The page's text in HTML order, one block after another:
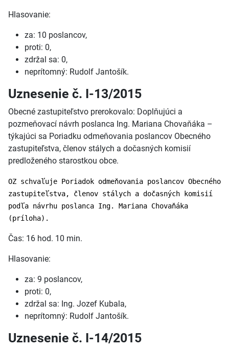
Hlasovanie:
za: 10 poslancov,
proti: 0,
zdržal sa: 0,
neprítomný: Rudolf Jantošík.
Uznesenie č. I-13/2015
Obecné zastupiteľstvo prerokovalo: Doplňujúci a
pozmeňovací návrh poslanca Ing. Mariana Chovaňáka –
týkajúci sa Poriadku odmeňovania poslancov Obecného
zastupiteľstva, členov stálych a dočasných komisií
predloženého starostkou obce.
OZ schvaľuje Poriadok odmeňovania poslancov Obecného
zastupiteľstva, členov stálych a dočasných komisií
podľa návrhu poslanca Ing. Mariana Chovaňáka
(príloha).
Čas: 16 hod. 10 min.
Hlasovanie:
za: 9 poslancov,
proti: 0,
zdržal sa: Ing. Jozef Kubala,
neprítomný: Rudolf Jantošík.
Uznesenie č. I-14/2015